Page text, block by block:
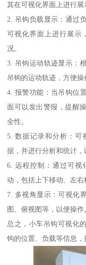
其在可视化界面上进行展
2. 吊钩负载显示：通过
可视化界面上进行展示
况。
3. 吊钩运动轨迹显示：
吊钩的运动轨迹，方便操
4. 报警功能：当吊钩位
面可以发出警报，提醒
全性。
5. 数据记录和分析：可
据，并进行分析和统计，
6. 远程控制：通过可视
动，包括上下移动、左右
7. 多视角显示：可视化
图、俯视图等，以便操
总之，小车吊钩可视化
钩的位置、负载等信息，